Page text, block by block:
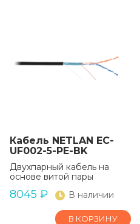
Кабель NETLAN EC-
UF002-5-PE-BK
Двухпарный кабель на
основе витой пары
8045 ₽ В наличии
В КОРЗИНУ